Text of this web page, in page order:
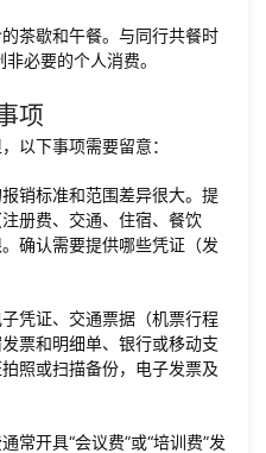
茶歇和午餐。与同行共餐时
必要的个人消费。
项
以下事项需要留意：
销标准和范围差异很大。提
册费、交通、住宿、餐饮
确认需要提供哪些凭证（发
凭证、交通票据（机票行程
票和明细单、银行或移动支
照或扫描备份，电子发票及
常开具“会议费”或“培训费”发